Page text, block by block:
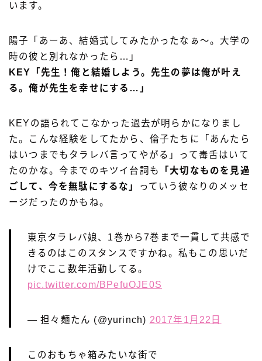
います。
陽子「あーあ、結婚式してみたかったなぁ〜。大学の
時の彼と別れなかったら…」
KEY「先生！俺と結婚しよう。先生の夢は俺が叶え
る。俺が先生を幸せにする…」
KEYの語られてこなかった過去が明らかになりまし
た。こんな経験をしてたから、倫子たちに「あんたら
はいつまでもタラレバ言ってやがる」って毒舌はいて
たのかな。今までのキツイ台詞も
「大切なものを見過
ごして、今を無駄にするな」
っていう彼なりのメッセ
ージだったのかもね。
東京タラレバ娘、1巻から7巻まで一貫して共感で
きるのはこのスタンスですかね。私もこの思いだ
けでここ数年活動してる。
pic.twitter.com/BPefuOJE0S
— 担々麺たん (@yurinch) 2017年1月22日
このおもちゃ箱みたいな街で